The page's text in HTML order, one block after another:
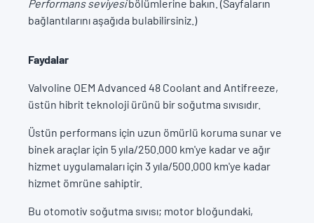
Performans seviyesibölümlerine bakın. (Sayfaların
bağlantılarını aşağıda bulabilirsiniz.)
Faydalar
Valvoline OEM Advanced 48 Coolant and Antifreeze,
üstün hibrit teknoloji ürünü bir soğutma sıvısıdır.
Üstün performans için uzun ömürlü koruma sunar ve
binek araçlar için 5 yıla/250.000 km'ye kadar ve ağır
hizmet uygulamaları için 3 yıla/500.000 km'ye kadar
hizmet ömrüne sahiptir.
Bu otomotiv soğutma sıvısı; motor bloğundaki,